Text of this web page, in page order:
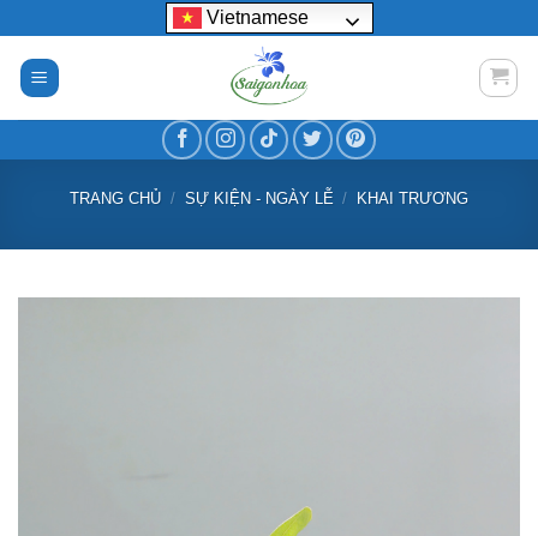
nội
dung
Vietnamese
TRANG CHỦ / SỰ KIỆN - NGÀY LỄ / KHAI TRƯƠNG